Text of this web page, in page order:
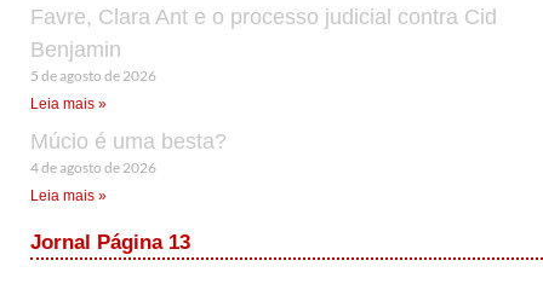
Favre, Clara Ant e o processo judicial contra Cid
Benjamin
5 de agosto de 2026
Leia mais »
Múcio é uma besta?
4 de agosto de 2026
Leia mais »
Jornal Página 13